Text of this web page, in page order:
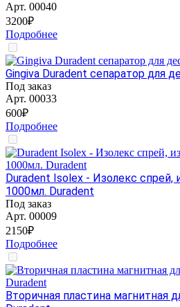
Арт. 00040
3200₽
Подробнее
Gingiva Duradent сепаратор для
Под заказ
Арт. 00033
600₽
Подробнее
Duradent Isolex - Изолекс
1000мл. Duradent
Под заказ
Арт. 00009
2150₽
Подробнее
Вторичная пластина магнитная